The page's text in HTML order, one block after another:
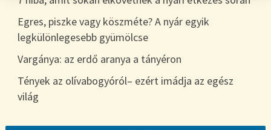
Egres, piszke vagy köszméte? A nyár egyik
legkülönlegesebb gyümölcse
Vargánya: az erdő aranya a tányéron
Tények az olívabogyóról– ezért imádja az egész
világ